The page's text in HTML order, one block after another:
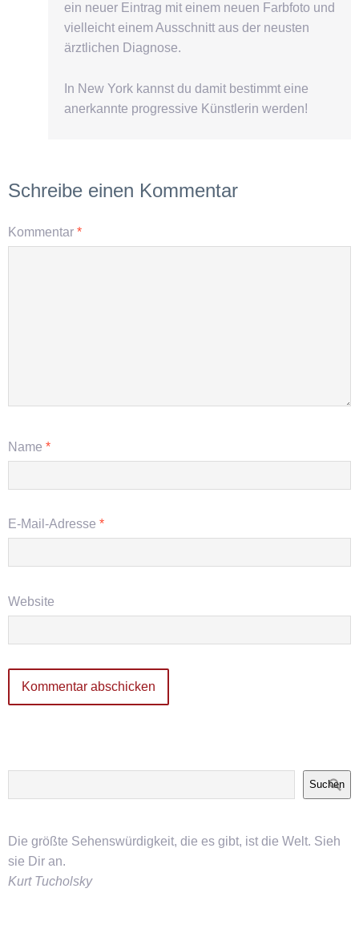
ein neuer Eintrag mit einem neuen Farbfoto und
vielleicht einem Ausschnitt aus der neusten
ärztlichen Diagnose.
In New York kannst du damit bestimmt eine
anerkannte progressive Künstlerin werden!
Schreibe einen Kommentar
Kommentar *
Name *
E-Mail-Adresse *
Website
Suchen
Die größte Sehenswürdigkeit, die es gibt, ist die Welt. Sieh
sie Dir an.
Kurt Tucholsky